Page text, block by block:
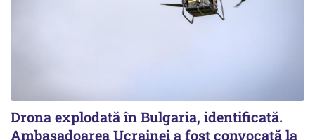
Drona explodată în Bulgaria, identificată.
Ambasadoarea Ucrainei a fost convocată la